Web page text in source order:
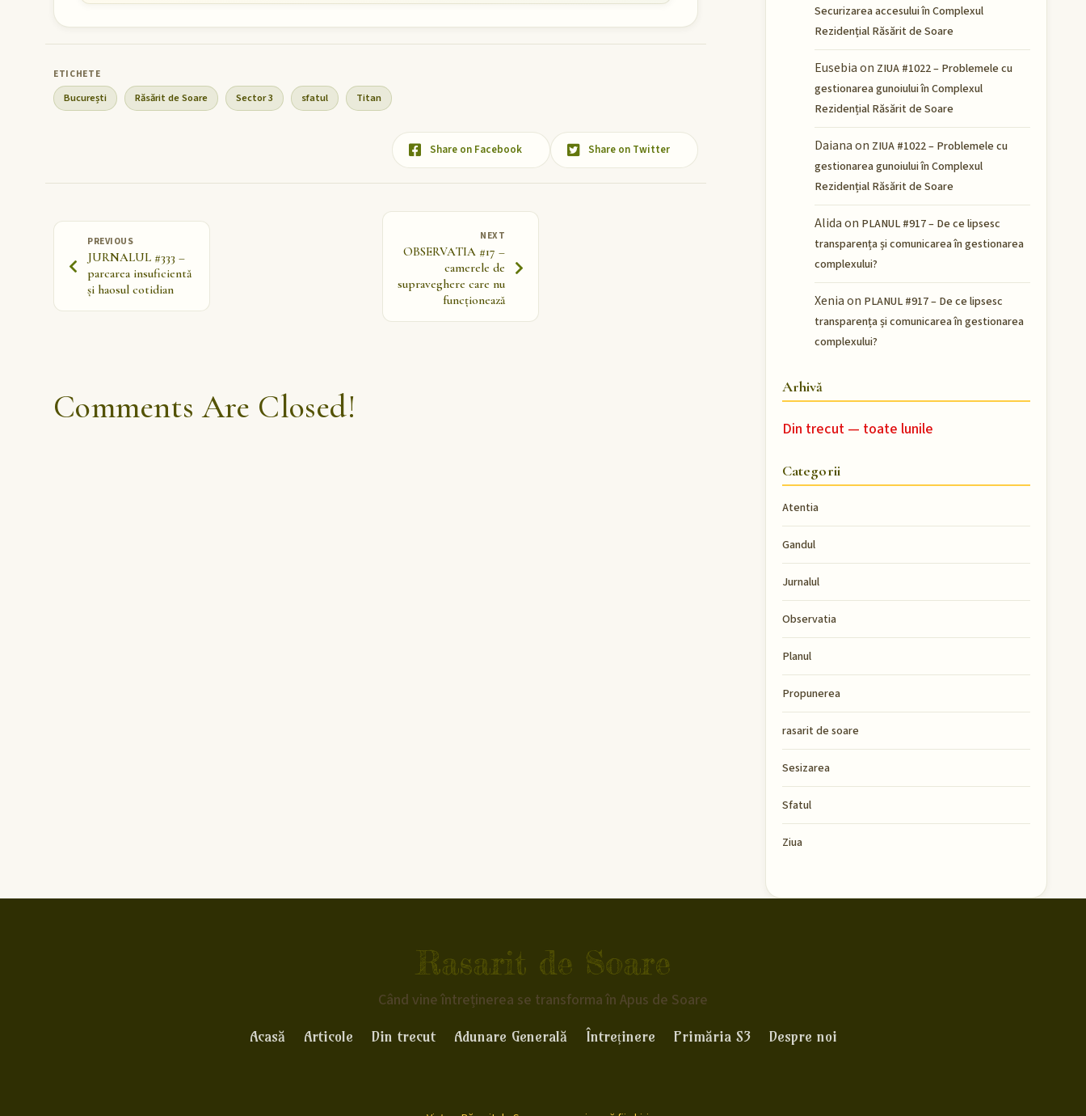
București Răsărit de Soare Sector 3 sfatul Titan
Share on Facebook Share on Twitter
PREVIOUS
JURNALUL #333 –
parcarea insuficientă
și haosul cotidian
NEXT
OBSERVATIA #17 –
camerele de
supraveghere care nu
funcționează
Comments Are Closed!
Securizarea accesului în Complexul
Rezidențial Răsărit de Soare
Eusebiaon ZIUA #1022 – Problemele cu
gestionarea gunoiului în Complexul
Rezidențial Răsărit de Soare
Daianaon ZIUA #1022 – Problemele cu
gestionarea gunoiului în Complexul
Rezidențial Răsărit de Soare
Alidaon PLANUL #917 – De ce lipsesc
transparența și comunicarea în gestionarea
complexului?
Xeniaon PLANUL #917 – De ce lipsesc
transparența și comunicarea în gestionarea
complexului?
Arhivă
Din trecut — toate lunile
Categorii
Atentia
Gandul
Jurnalul
Observatia
Planul
Propunerea
rasarit de soare
Sesizarea
Sfatul
Ziua
Rasarit de Soare
Când vine întreținerea se transforma în Apus de Soare
Acasă Articole Din trecut Adunare Generală Întreținere Primăria S3 Despre noi